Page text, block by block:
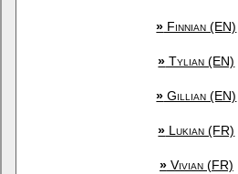
» Finnian (EN)
» Tylian (EN)
» Gillian (EN)
» Lukian (FR)
»Vivian (FR)